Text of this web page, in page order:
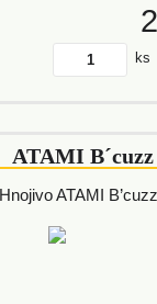
ks
ATAMI
Hnojivo ATAMI